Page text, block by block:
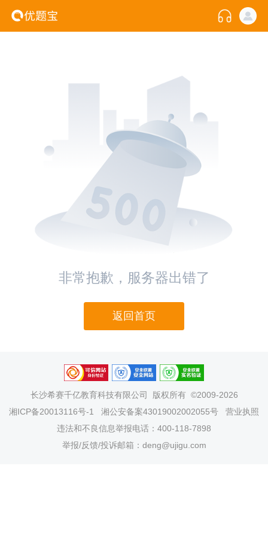
非常抱歉，服务器出错了
返回首页
长沙希赛千亿教育科技有限公司
版权所有 ©2009-2026
湘ICP备20013116号-1
湘公安备案43019002002055号
营业执照
违法和不良信息举报电话：400-118-7898
举报/反馈/投诉邮箱：deng@ujigu.com